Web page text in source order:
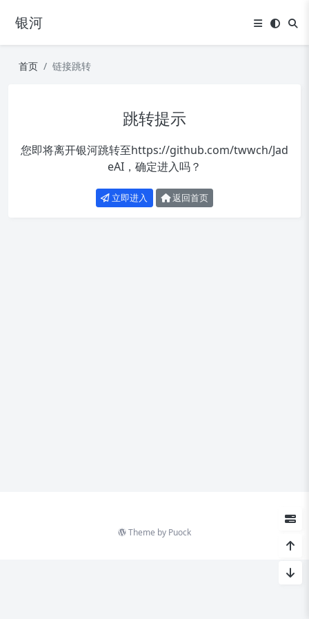
银河
首页 链接跳转
跳转提示
您即将离开银河跳转至https://github.com/twwch/Jad
eAI ，确定进入吗？
立即进入 返回首页
Theme by Puock